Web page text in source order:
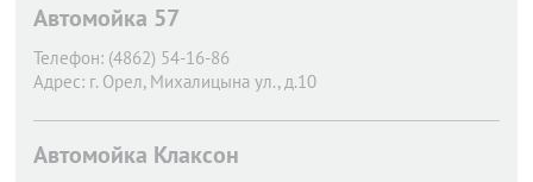
Автомойка 57
Телефон: (4862) 54-16-86
Адрес: г. Орел, Михалицына ул., д.10
Автомойка Клаксон